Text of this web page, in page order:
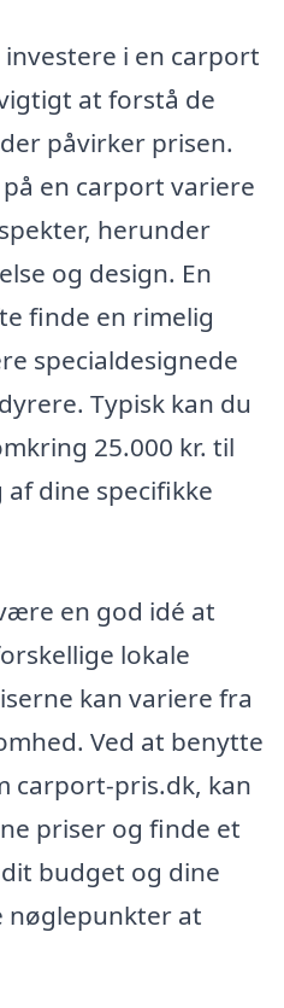
i en carport
at forstå de
påvirker prisen.
en carport variere
herunder
og design. En
finde en rimelig
specialdesignede
Typisk kan du
25.000 kr. til
dine specifikke
en god idé at
lokale
kan variere fra
Ved at benytte
carport-pris.dk, kan
priser og finde et
budget og dine
nøglepunkter at